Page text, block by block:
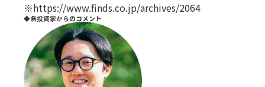
※https://www.finds.co.jp/archives/2064
◆各投資家からのコメント